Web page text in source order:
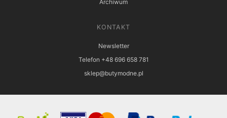
Archiwum
KONTAKT
Newsletter
Telefon +48 696 658 781
sklep@butymodne.pl